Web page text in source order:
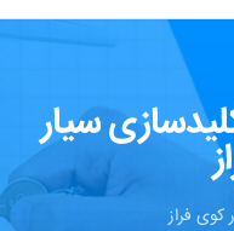
سیار
کوی فراز